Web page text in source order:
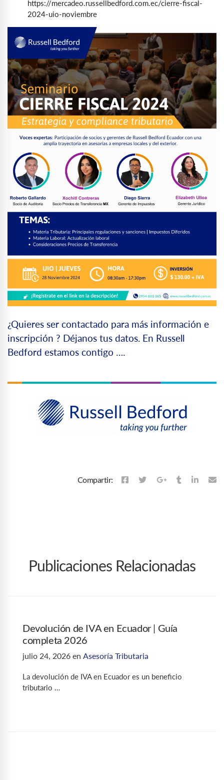
https://mercadeo.russellbedford.com.ec/cierre-fiscal-
2024-uio-noviembre
¿Quieres ser contactado para más información e
inscripción ? Déjanos tus datos. En Russell
Bedford estamos contigo ….
Compartir:
Publicaciones Relacionadas
Devolución de IVA en Ecuador | Guía
completa 2026
julio 24, 2026 en Asesoría Tributaria
La devolución de IVA en Ecuador es un beneficio
tributario …